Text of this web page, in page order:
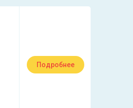
Подробнее